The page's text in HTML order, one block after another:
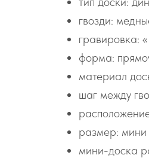
гвозди:
гравировка:
форма:
материал
шаг между
размер:
мини-доска